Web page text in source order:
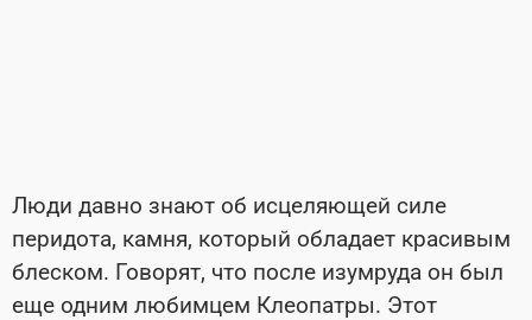
Люди давно знают об исцеляющей силе
перидота, камня, который обладает красивым
блеском. Говорят, что после изумруда он был
еще одним любимцем Клеопатры. Этот